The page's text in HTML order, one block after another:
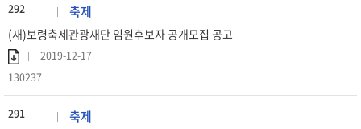
292 축제
(재)보령축제관광재단 임원후보자 공개모집 공고
2019-12-17
130237
291 축제